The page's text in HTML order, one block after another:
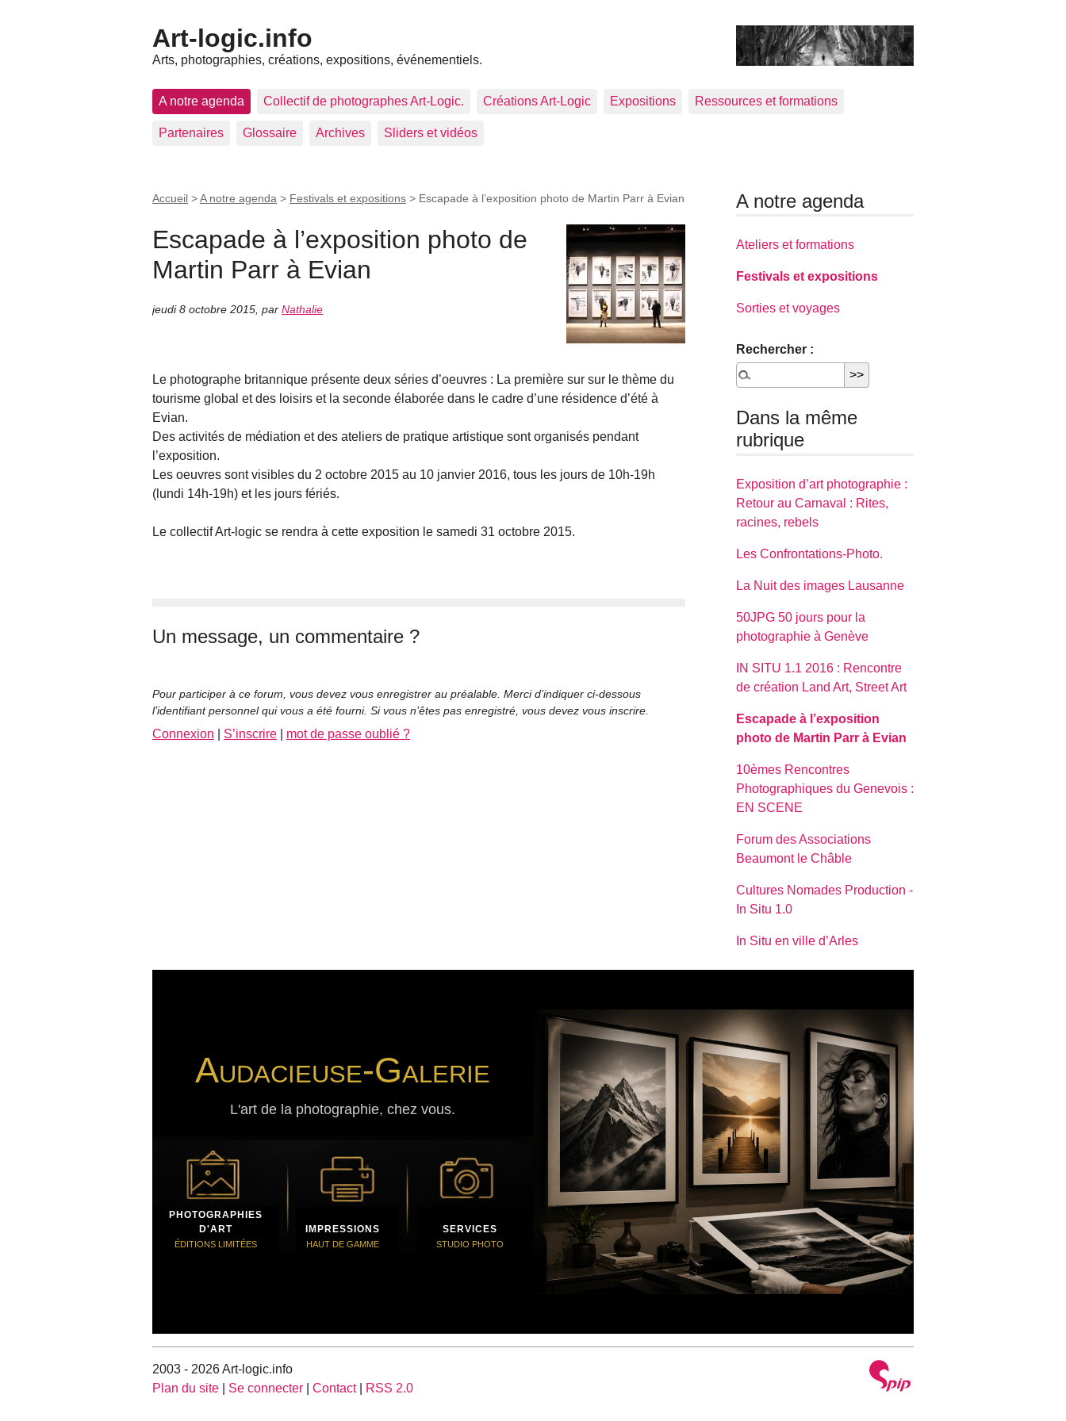
Art-logic.info
Arts, photographies, créations, expositions, événementiels.
A notre agenda Collectif de photographes Art-Logic. Créations Art-Logic Expositions Ressources et formations
Partenaires Glossaire Archives Sliders et vidéos
Accueil >A notre agenda > Festivals et expositions > Escapade à l’exposition photo de Martin Parr à Evian
Escapade à l’exposition photo de
Martin Parr à Evian
jeudi 8 octobre 2015 par Nathalie
Le photographe britannique présente deux séries d’oeuvres : La première sur sur le thème du
tourisme global et des loisirs et la seconde élaborée dans le cadre d’une résidence d’été à
Evian.
Des activités de médiation et des ateliers de pratique artistique sont organisés pendant
l’exposition.
Les oeuvres sont visibles du 2 octobre 2015 au 10 janvier 2016, tous les jours de 10h-19h
(lundi 14h-19h) et les jours fériés.
Le collectif Art-logic se rendra à cette exposition le samedi 31 octobre 2015.
Un message, un commentaire ?
Pour participer à ce forum, vous devez vous enregistrer au préalable. Merci d’indiquer ci-dessous
l’identifiant personnel qui vous a été fourni. Si vous n’êtes pas enregistré, vous devez vous inscrire.
Connexion S’inscrire mot de passe oublié ?
A notre agenda
Ateliers et formations
Festivals et expositions
Sorties et voyages
Rechercher :
Dans la même
rubrique
Exposition d’art photographie :
Retour au Carnaval : Rites,
racines, rebels
Les Confrontations-Photo.
La Nuit des images Lausanne
50JPG 50 jours pour la
photographie à Genève
IN SITU 1.1 2016 : Rencontre
de création Land Art, Street Art
Escapade à l’exposition
photo de Martin Parr à Evian
10èmes Rencontres
Photographiques du Genevois :
EN SCENE
Forum des Associations
Beaumont le Châble
Cultures Nomades Production -
In Situ 1.0
In Situ en ville d’Arles
Audacieuse-Galerie
L'art de la photographie, chez vous.
PHOTOGRAPHIES
D'ART
ÉDITIONS LIMITÉES
IMPRESSIONS
HAUT DE GAMME
SERVICES
STUDIO PHOTO
2003 - 2026 Art-logic.info
Plan du site
Se connecter Contact| RSS 2.0